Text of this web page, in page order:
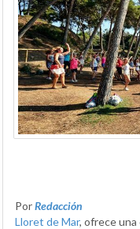
PorRedacción
Lloret de Mar, ofrece una